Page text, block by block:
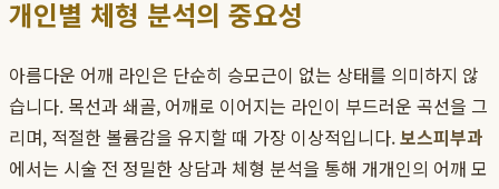
개인별 체형 분석의 중요성
아름다운 어깨 라인은 단순히 승모근이 없는 상태를 의미하지 않
습니다. 목선과 쇄골, 어깨로 이어지는 라인이 부드러운 곡선을 그
리며, 적절한 볼륨감을 유지할 때 가장 이상적입니다.보스피부과
에서는 시술 전 정밀한 상담과 체형 분석을 통해 개개인의 어깨 모